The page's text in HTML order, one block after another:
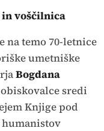
voščilnica
na temo 70-letnice
umetniške
Bogdana
sredi
Knjige pod